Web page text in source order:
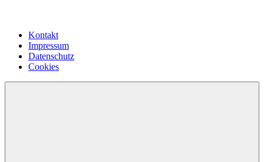
Kontakt
Impressum
Datenschutz
Cookies